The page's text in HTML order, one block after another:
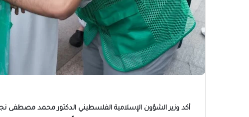
أكد وزير الشؤون الإسلامية الفلسطيني الدكتور محمد مصطفى